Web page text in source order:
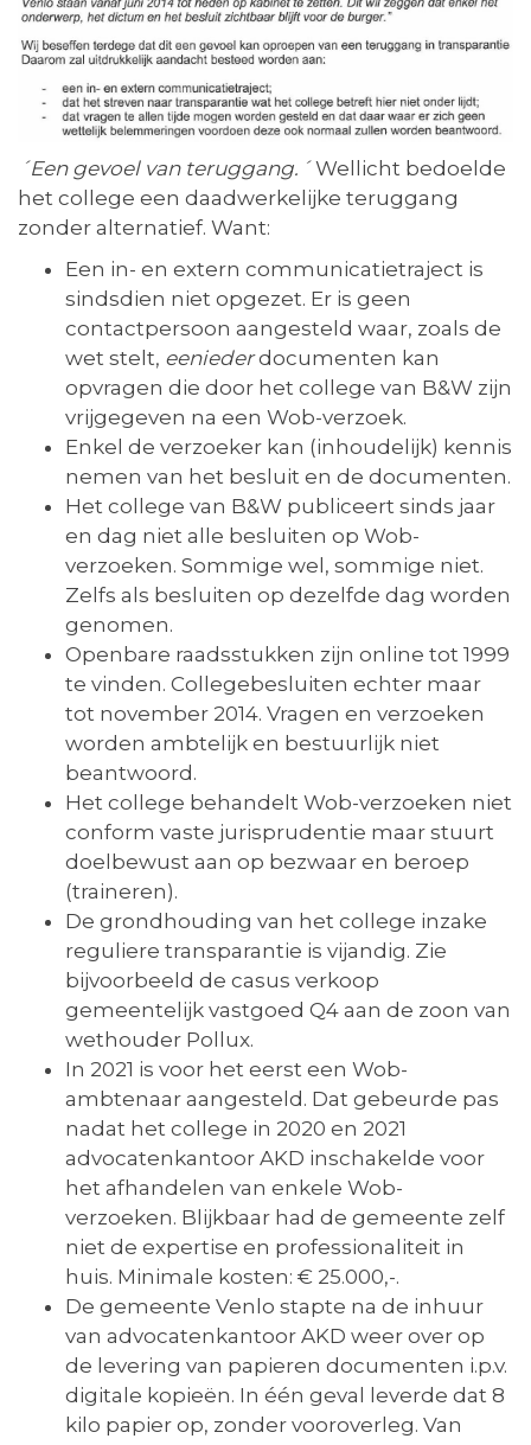
´Een gevoel van teruggang.´Wellicht bedoelde
het college een daadwerkelijke teruggang
zonder alternatief. Want:
Een in- en extern communicatietraject is
sindsdien niet opgezet. Er is geen
contactpersoon aangesteld waar, zoals de
wet stelt, eeniederdocumenten kan
opvragen die door het college van B&W zijn
vrijgegeven na een Wob-verzoek.
Enkel de verzoeker kan (inhoudelijk) kennis
nemen van het besluit en de documenten.
Het college van B&W publiceert sinds jaar
en dag niet alle besluiten op Wob-
verzoeken. Sommige wel, sommige niet.
Zelfs als besluiten op dezelfde dag worden
genomen.
Openbare raadsstukken zijn online tot 1999
te vinden. Collegebesluiten echter maar
tot november 2014. Vragen en verzoeken
worden ambtelijk en bestuurlijk niet
beantwoord.
Het college behandelt Wob-verzoeken niet
conform vaste jurisprudentie maar stuurt
doelbewust aan op bezwaar en beroep
(traineren).
De grondhouding van het college inzake
reguliere transparantie is vijandig. Zie
bijvoorbeeld de casus verkoop
gemeentelijk vastgoed Q4 aan de zoon van
wethouder Pollux.
In 2021 is voor het eerst een Wob-
ambtenaar aangesteld. Dat gebeurde pas
nadat het college in 2020 en 2021
advocatenkantoor AKD inschakelde voor
het afhandelen van enkele Wob-
verzoeken. Blijkbaar had de gemeente zelf
niet de expertise en professionaliteit in
huis. Minimale kosten: € 25.000,-.
De gemeente Venlo stapte na de inhuur
van advocatenkantoor AKD weer over op
de levering van papieren documenten i.p.v.
digitale kopieën. In één geval leverde dat 8
kilo papier op, zonder vooroverleg. Van